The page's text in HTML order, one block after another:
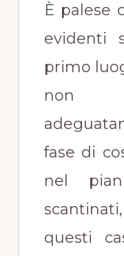
È palese
evidenti
primo
non
fase di
nel
questi